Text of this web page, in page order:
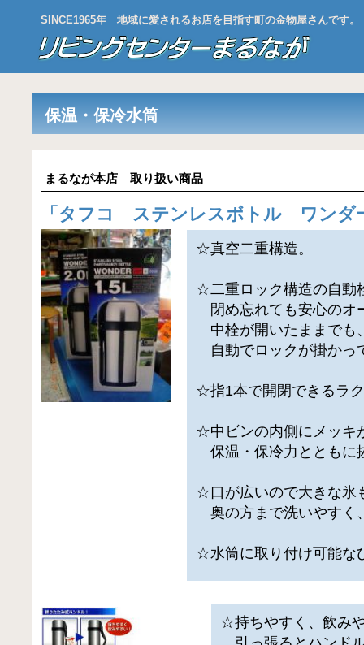
SINCE1965年 地域に愛されるお店を目指す町の金物屋さんです。
保温・保冷水筒
まるなが本店 取り扱い商品
「 タフコ ステンレスボトル ワンダ
☆真空二重構造。
☆二重ロック構造の自動
閉め忘れても安心のオ
中栓が開いたままでも
自動でロックが掛かっ
☆指1本で開閉できるラ
☆中ビンの内側にメッキ
保温・保冷力とともに
☆口が広いので大きな氷
奥の方まで洗いやすく
☆水筒に取り付け可能な
☆持ちやすく、飲み